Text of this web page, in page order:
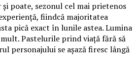
și poate, sezonul cel mai prietenos
fiindcă majoritatea
pică exact în lunile astea. Lumina
Pastelurile prind viață fără să
personajului se așază firesc lângă